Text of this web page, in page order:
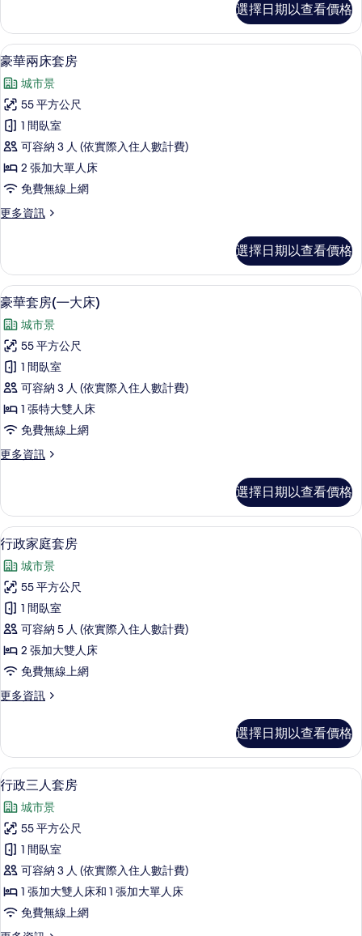
住
房
型
依
飯
店
現
場
安
排
有
相
片
定
房-
入
房
型
依
飯
店
現
場
安
的
選擇日期以查看價格
顯
示
豪
華
兩
床
套
房
的
有
相
片
豪華兩床套房 | 起居區 | LED 液晶電視
7
豪華兩床套房
城市景
55 平方公尺
1 間臥室
可容納 3 人 (依實際入住人數計費)
2 張加大單人床
免費無線上網
更多資訊
更
兩
床
套
的
詳
情
選擇日期以查看價格
顯
示
豪
華
套
房
(㇐
大
床)
所
有
相
片
豪華套房(㇐大床) | 客房內保險箱、書
12
豪華套房(㇐大床)
城市景
55 平方公尺
1 間臥室
可容納 3 人 (依實際入住人數計費)
1 張特大雙人床
免費無線上網
更多資訊
更
套
房
(㇐
大
床)
的
詳
情
選擇日期以查看價格
顯
示
行
政
家
庭
套
房
的
有
相
片
9
行政家庭套房
城市景
55 平方公尺
1 間臥室
可容納 5 人 (依實際入住人數計費)
2 張加大雙人床
免費無線上網
更多資訊
更
家
庭
套
房
的
詳
情
選擇日期以查看價格
顯
示
行
政
三
人
套
房
9
行政三人套房
城市景
55 平方公尺
1 間臥室
可容納 3 人 (依實際入住人數計費)
1 張加大雙人床和 1 張加大單人床
免費無線上網